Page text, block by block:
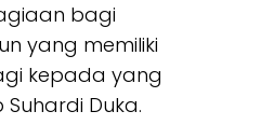
bagi
yang memiliki
kepada yang
Duka.